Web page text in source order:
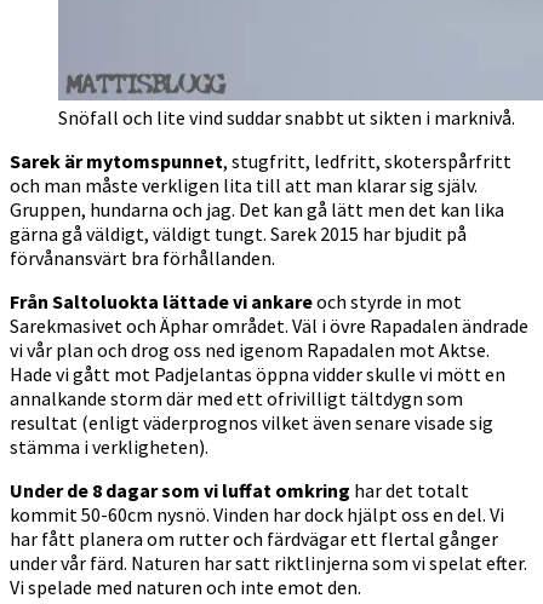
Snöfall och lite vind suddar snabbt ut sikten i marknivå.
Sarek är mytomspunnet, stugfritt, ledfritt, skoterspårfritt
och man måste verkligen lita till att man klarar sig själv.
Gruppen, hundarna och jag. Det kan gå lätt men det kan lika
gärna gå väldigt, väldigt tungt. Sarek 2015 har bjudit på
förvånansvärt bra förhållanden.
Från Saltoluokta lättade vi ankareoch styrde in mot
Sarekmasivet och Äphar området. Väl i övre Rapadalen ändrade
vi vår plan och drog oss ned igenom Rapadalen mot Aktse.
Hade vi gått mot Padjelantas öppna vidder skulle vi mött en
annalkande storm där med ett ofrivilligt tältdygn som
resultat (enligt väderprognos vilket även senare visade sig
stämma i verkligheten).
Under de 8 dagar som vi luffat omkring har det totalt
kommit 50-60cm nysnö. Vinden har dock hjälpt oss en del. Vi
har fått planera om rutter och färdvägar ett flertal gånger
under vår färd. Naturen har satt riktlinjerna som vi spelat efter.
Vi spelade med naturen och inte emot den.